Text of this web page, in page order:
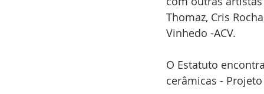
Thomaz, Cris
Vinhedo -ACV.
O Estatuto
cerâmicas -